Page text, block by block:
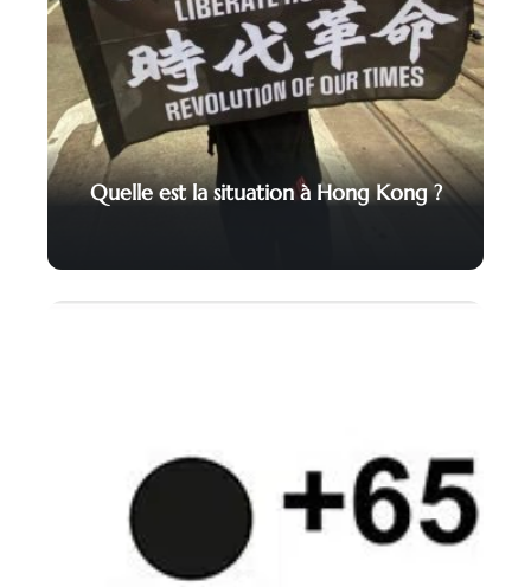
Quelle est la situation à Hong Kong ?